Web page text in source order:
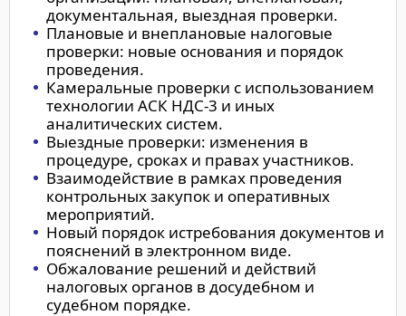
документальная, выездная проверки.
Плановые и внеплановые налоговые
проверки: новые основания и порядок
проведения.
Камеральные проверки с использованием
технологии АСК НДС-3 и иных
аналитических систем.
Выездные проверки: изменения в
процедуре, сроках и правах участников.
Взаимодействие в рамках проведения
контрольных закупок и оперативных
мероприятий.
Новый порядок истребования документов и
пояснений в электронном виде.
Обжалование решений и действий
налоговых органов в досудебном и
судебном порядке.